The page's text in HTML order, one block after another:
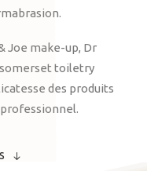
Joe make-up, Dr
somerset toiletry
des produits